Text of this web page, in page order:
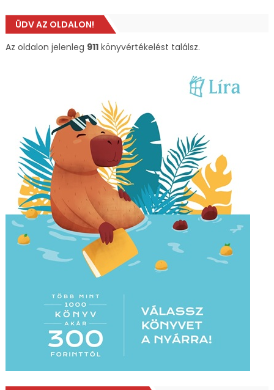
ÜDV AZ OLDALON!
Az oldalon jelenleg 911könyvértékelést találsz.